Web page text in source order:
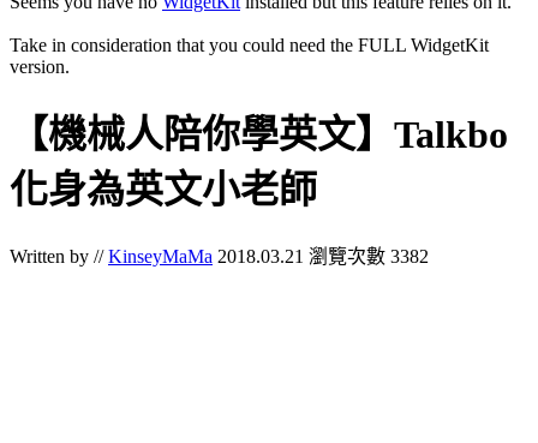
Take in consideration that you could need the FULL WidgetKit
version.
【機械人陪你學英文】Talkbo
化身為英文小老師
Written by //KinseyMaMa 2018.03.21 瀏覽次數 3382